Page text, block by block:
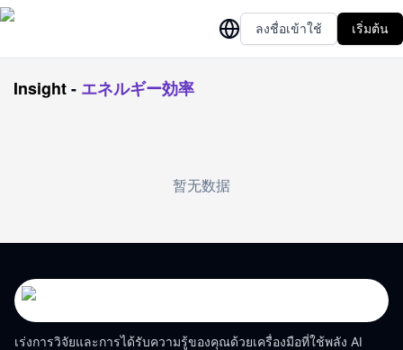
ลงชื่อเข้าใช้ เริ่มต้น
Insight- エネルギー効率
暂无数据
เร่งการวิจัยและการได้รับความรู้ของคุณด้วยเครื่องมือที่ใช้พลัง AI